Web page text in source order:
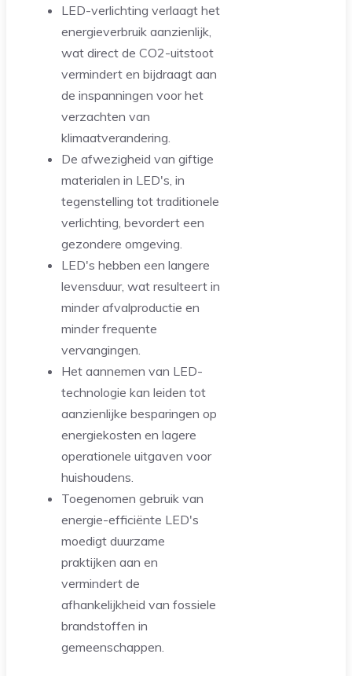
LED-verlichting verlaagt het
energieverbruik aanzienlijk,
wat direct de CO2-uitstoot
vermindert en bijdraagt aan
de inspanningen voor het
verzachten van
klimaatverandering.
De afwezigheid van giftige
materialen in LED's, in
tegenstelling tot traditionele
verlichting, bevordert een
gezondere omgeving.
LED's hebben een langere
levensduur, wat resulteert in
minder afvalproductie en
minder frequente
vervangingen.
Het aannemen van LED-
technologie kan leiden tot
aanzienlijke besparingen op
energiekosten en lagere
operationele uitgaven voor
huishoudens.
Toegenomen gebruik van
energie-efficiënte LED's
moedigt duurzame
praktijken aan en
vermindert de
afhankelijkheid van fossiele
brandstoffen in
gemeenschappen.